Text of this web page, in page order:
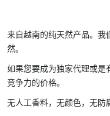
来自越南的纯天然产品。我
然。
如果您要成为独家代理或是
竞争力的价格。
无人工香料，无颜色，无防